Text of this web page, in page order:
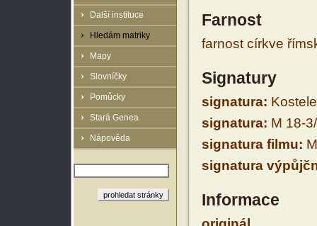
Další instituce
Hledám matriky
Mapy
Slovníčky
Pomůcky
Stará Genea
Nápověda
Farnost
farnost církve
Signatury
signatura:
signatura: M 18-
signatura filmu:
signatura
Informace